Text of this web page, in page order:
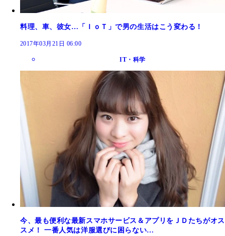
料理、車、彼女…「ＩｏＴ」で男の生活はこう変わる！
2017年03月21日 06:00
IT・科学
今、最も便利な最新スマホサービス＆アプリをＪＤたちがオス
スメ！ 一番人気は洋服選びに困らない…